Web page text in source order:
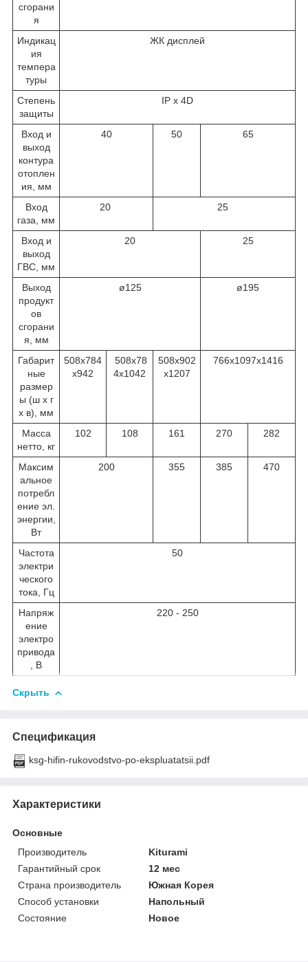
сгорани
я
Индикац
ия
темпера
туры
ЖК дисплей
Степень
защиты
IP x 4D
Вход и
выход
контура
отоплен
ия, мм
40 50 65
Вход
газа, мм
20 25
Вход и
выход
ГВС, мм
20 25
Выход
продукт
ов
сгорани
я, мм
ø125 ø195
Габарит
ные
размер
ы (ш х г
х в), мм
508х784
х942
508х78
4х1042
508х902
х1207
766х1097х1416
Масса
нетто, кг
102 108 161 270 282
Максим
альное
потребл
ение эл.
энергии,
Вт
200 355 385 470
Частота
электри
ческого
тока, Гц
50
Напряж
ение
электро
привода
, В
220 - 250
Скрыть
Спецификация
ksg-hifin-rukovodstvo-po-ekspluatatsii.pdf
Характеристики
Основные
Производитель
Kiturami
Гарантийный срок
12 мес
Страна производитель
Южная Корея
Способ установки
Напольный
Состояние
Новое